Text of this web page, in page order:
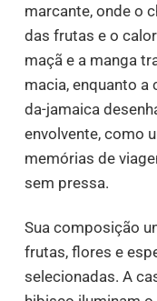
marcante, onde o
das frutas e o
maçã e a manga
macia, enquanto a
da-jamaica
envolvente, como
memórias de
sem pressa.
Sua composição
frutas, flores e
selecionadas. A